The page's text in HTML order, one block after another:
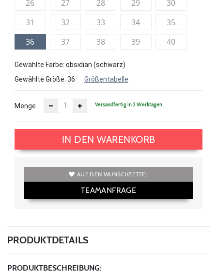
26 27 28 29
30
31
32 33 34
35
36
37 38 39 40
Gewählte Farbe: obsidian (schwarz)
Gewählte Größe: 36 Größentabelle
Menge Versandfertig in 2 Werktagen
IN DEN WARENKORB
AUF DEN WUNSCHZETTEL
TEAMANFRAGE
PRODUKTDETAILS
PRODUKTBESCHREIBUNG: